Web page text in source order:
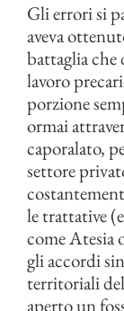
Gli errori si
aveva
battaglia che
lavoro
porzione
ormai
caporalato,
settore
le trattative
come Atesia
gli accordi
territoriali
aperto un